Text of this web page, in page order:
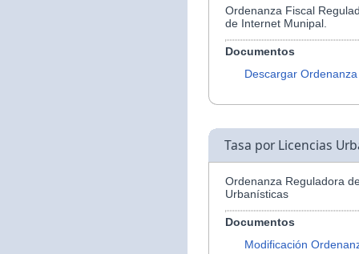
Ordenanza Fiscal
de Internet Munipal.
Documentos
Descargar Ordenanza
Tasa por Licencias
Ordenanza Reguladora
Urbanísticas
Documentos
Modificación